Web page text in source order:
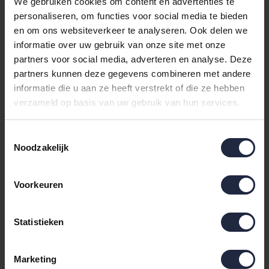
personaliseren, om functies voor social media te bieden
en om ons websiteverkeer te analyseren. Ook delen we
informatie over uw gebruik van onze site met onze
partners voor social media, adverteren en analyse. Deze
partners kunnen deze gegevens combineren met andere
informatie die u aan ze heeft verstrekt of die ze hebben
verzameld op basis van uw gebruik van hun services.
Noodzakelijk
Voorkeuren
Statistieken
Marketing
Maatvoering Bella Donna
Hoeslaken Jersey
Het Bella Donna tweepersoons hoeslaken is geschikt voor
matrassen met een hoekhoogte tot 30cmen heeft een breedte
en lengte van200/220 bij 220/230cm.De hoeslakens zijn
rondom voorzien van elastiek. Samen met de duo stretch van
het doek zorgt dit elastiek voor een perfecte pasvorm zonder
Samenstelling Bella Donna
Deze hoeslakens zijn gemaakt van 97% langvezelig katoen, 3%
elasthaan, aloë vera & zijdeproteïne. Natuurlijk getest volgens
ÖkoTex-norm 100, gecertificeerd met het keurmerk “Textiles
Vertrauen” en gemaakt in Duitsland: “Made in Germany”. De